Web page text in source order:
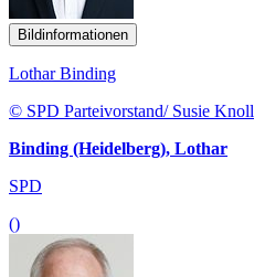
Bildinformationen
Lothar Binding
© SPD Parteivorstand/ Susie Knoll
Binding (Heidelberg), Lothar
SPD
()